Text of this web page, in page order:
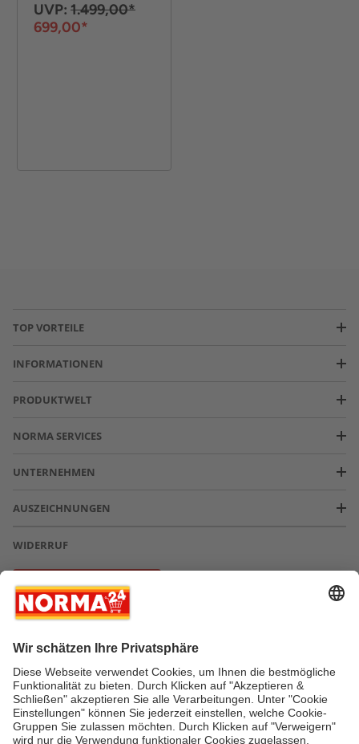
UVP: 1.499,00*
699,00*
TOP VORTEILE
INFORMATIONEN
PRODUKTWELT
NORMA SERVICES
UNTERNEHMEN
AUSZEICHNUNGEN
WIDERRUF
Vertrag widerrufen